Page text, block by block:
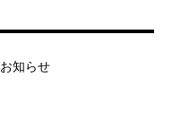
お知らせ